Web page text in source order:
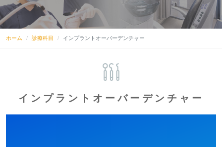
ホーム 診療科目 インプラントオーバーデンチャー
インプラントオーバーデンチャー